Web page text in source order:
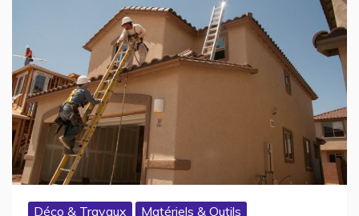
Déco & Travaux Matériels & Outils